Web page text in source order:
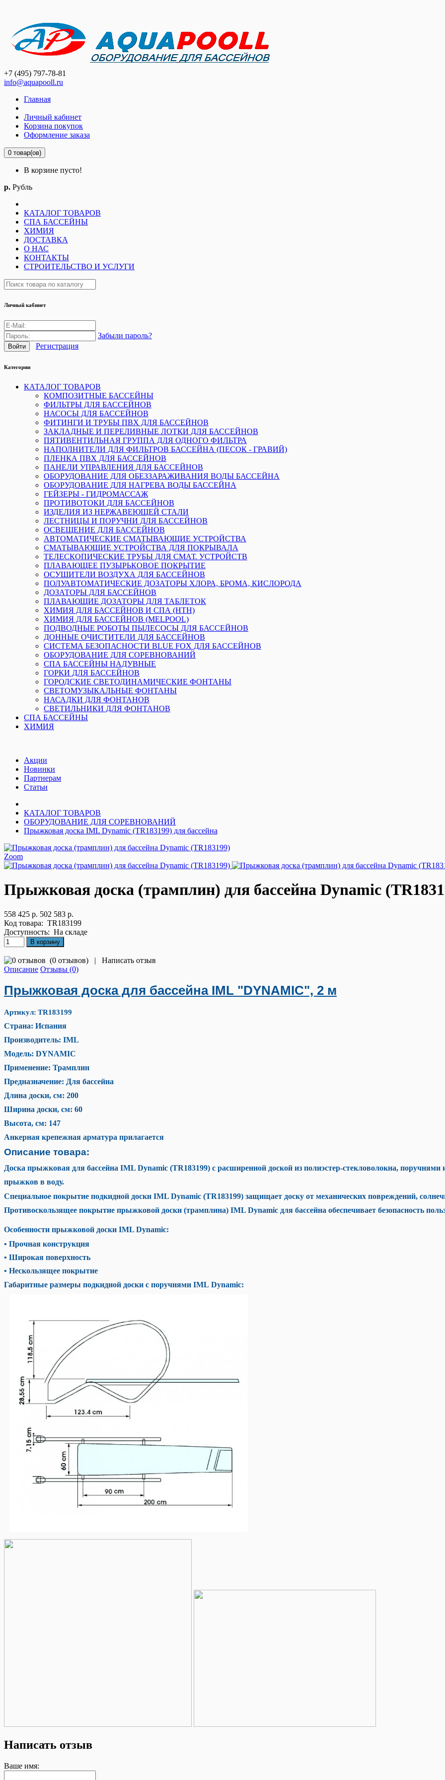
+7 (495) 797-78-81
info@aquapooll.ru
Главная
Личный кабинет
Корзина покупок
Оформление заказа
0 товар(ов)
В корзине пусто!
р. Рубль
КАТАЛОГ ТОВАРОВ
СПА БАССЕЙНЫ
ХИМИЯ
ДОСТАВКА
О НАС
КОНТАКТЫ
СТРОИТЕЛЬСТВО И УСЛУГИ
Личный кабинет
Забыли пароль?
Регистрация
Категории
КАТАЛОГ ТОВАРОВ
КОМПОЗИТНЫЕ БАССЕЙНЫ
ФИЛЬТРЫ ДЛЯ БАССЕЙНОВ
НАСОСЫ ДЛЯ БАССЕЙНОВ
ФИТИНГИ И ТРУБЫ ПВХ ДЛЯ БАССЕЙНОВ
ЗАКЛАДНЫЕ И ПЕРЕЛИВНЫЕ ЛОТКИ ДЛЯ БАССЕЙНОВ
ПЯТИВЕНТИЛЬНАЯ ГРУППА ДЛЯ ОДНОГО ФИЛЬТРА
НАПОЛНИТЕЛИ ДЛЯ ФИЛЬТРОВ БАССЕЙНА (ПЕСОК - ГРАВИЙ)
ПЛЕНКА ПВХ ДЛЯ БАССЕЙНОВ
ПАНЕЛИ УПРАВЛЕНИЯ ДЛЯ БАССЕЙНОВ
ОБОРУДОВАНИЕ ДЛЯ ОБЕЗЗАРАЖИВАНИЯ ВОДЫ БАССЕЙНА
ОБОРУДОВАНИЕ ДЛЯ НАГРЕВА ВОДЫ БАССЕЙНА
ГЕЙЗЕРЫ - ГИДРОМАССАЖ
ПРОТИВОТОКИ ДЛЯ БАССЕЙНОВ
ИЗДЕЛИЯ ИЗ НЕРЖАВЕЮЩЕЙ СТАЛИ
ЛЕСТНИЦЫ И ПОРУЧНИ ДЛЯ БАССЕЙНОВ
ОСВЕЩЕНИЕ ДЛЯ БАССЕЙНОВ
АВТОМАТИЧЕСКИЕ СМАТЫВАЮЩИЕ УСТРОЙСТВА
СМАТЫВАЮЩИЕ УСТРОЙСТВА ДЛЯ ПОКРЫВАЛА
ТЕЛЕСКОПИЧЕСКИЕ ТРУБЫ ДЛЯ СМАТ. УСТРОЙСТВ
ПЛАВАЮЩЕЕ ПУЗЫРЬКОВОЕ ПОКРЫТИЕ
ОСУШИТЕЛИ ВОЗДУХА ДЛЯ БАССЕЙНОВ
ПОЛУАВТОМАТИЧЕСКИЕ ДОЗАТОРЫ ХЛОРА, БРОМА, КИСЛОРОДА
ДОЗАТОРЫ ДЛЯ БАССЕЙНОВ
ПЛАВАЮЩИЕ ДОЗАТОРЫ ДЛЯ ТАБЛЕТОК
ХИМИЯ ДЛЯ БАССЕЙНОВ И СПА (HTH)
ХИМИЯ ДЛЯ БАССЕЙНОВ (MELPOOL)
ПОДВОДНЫЕ РОБОТЫ ПЫЛЕСОСЫ ДЛЯ БАССЕЙНОВ
ДОННЫЕ ОЧИСТИТЕЛИ ДЛЯ БАССЕЙНОВ
СИСТЕМА БЕЗОПАСНОСТИ BLUE FOX ДЛЯ БАССЕЙНОВ
ОБОРУДОВАНИЕ ДЛЯ СОРЕВНОВАНИЙ
СПА БАССЕЙНЫ НАДУВНЫЕ
ГОРКИ ДЛЯ БАССЕЙНОВ
ГОРОДСКИЕ СВЕТОДИНАМИЧЕСКИЕ ФОНТАНЫ
СВЕТОМУЗЫКАЛЬНЫЕ ФОНТАНЫ
НАСАДКИ ДЛЯ ФОНТАНОВ
СВЕТИЛЬНИКИ ДЛЯ ФОНТАНОВ
СПА БАССЕЙНЫ
ХИМИЯ
Акции
Новинки
Партнерам
Статьи
КАТАЛОГ ТОВАРОВ
ОБОРУДОВАНИЕ ДЛЯ СОРЕВНОВАНИЙ
Прыжковая доска IML Dynamic (TR183199) для бассейна
Zoom
Прыжковая доска (трамплин) для бассейна Dynamic
558 425 р. 502 583 р.
Код товара: TR183199
Доступность: На складе
(0 отзывов) |
Написать отзыв
Описание Отзывы (0)
Прыжковая доска для бассейна IML "DYNAMIC", 2 м
Артикул: TR183199
Страна: Испания
Производитель: IML
Модель: DYNAMIC
Применение: Трамплин
Предназначение: Для бассейна
Длина доски, см: 200
Ширина доски, см: 60
Высота, см: 147
Анкерная крепежная арматура прилагается
Описание товара:
Доска прыжковая для бассейна IML Dynamic (TR183199) с расширенной доской из полиэстер-стекловолокна,
прыжков в воду.
Специальное покрытие подкидной доски IML Dynamic (TR183199) защищает доску от механических повреждений,
Противоскользящее покрытие прыжковой доски (трамплина) IML Dynamic для бассейна обеспечивает безопасность
Особенности прыжковой доски IML Dynamic:
• Прочная конструкция
• Широкая поверхность
• Нескользящее покрытие
Габаритные размеры подкидной доски с поручнями IML Dynamic:
Написать отзыв
Ваше имя: